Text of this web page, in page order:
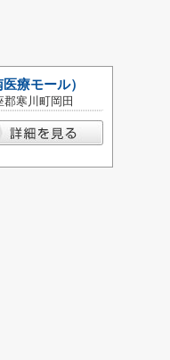
療モール）
寒川町岡田